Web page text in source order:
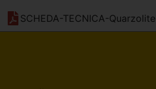
SCHEDA-TECNICA-